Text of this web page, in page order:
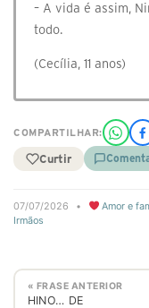
– A vida é assim,
todo.
(Cecília, 11 anos)
COMPARTILHAR:
Curtir
07/07/2026 • Amor e
Irmãos
« FRASE ANTERIOR
HINO… DE